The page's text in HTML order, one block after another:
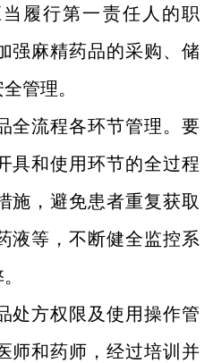
履行第一责任人的职
强麻精药品的采购、储
管理。
流程各环节管理。要
具和使用环节的全过程
施，避免患者重复获取
液等，不断健全监控系
方权限及使用操作管
师和药师，经过培训并